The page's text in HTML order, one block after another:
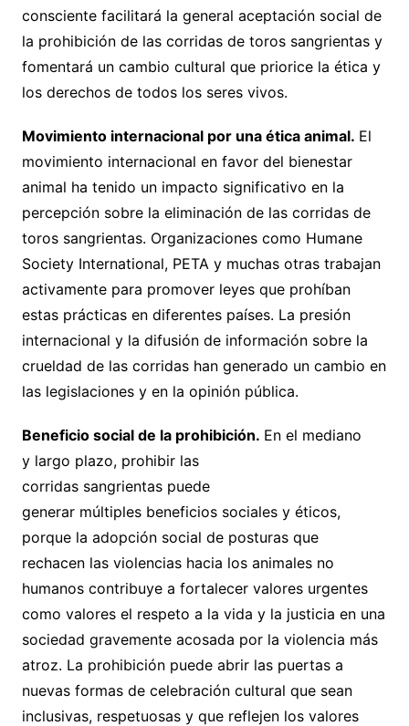
consciente facilitará la general aceptación social de
la prohibición de las corridas de toros sangrientas y
fomentará un cambio cultural que priorice la ética y
los derechos de todos los seres vivos.
Movimiento internacionalpor una éticaanimal. El
movimiento internacional en favor del bienestar
animal ha tenido un impacto significativo en la
percepción sobre la eliminación de las corridas de
toros sangrientas. Organizaciones como Humane
Society International, PETA y muchas otras trabajan
activamente para promover leyes que prohíban
estas prácticas en diferentes países. La presión
internacional y la difusión de información sobre la
crueldad de las corridas han generado un cambio en
las legislaciones y en la opinión pública.
Beneficio social de la prohibición. En el mediano
y largo plazo, prohibir las
corridas sangrientas puede
generar múltiples beneficios sociales y éticos,
porque la adopción social de posturas que
rechacen las violencias hacia los animales no
humanos contribuye a fortalecer valores urgentes
como valores el respeto a la vida y la justicia en una
sociedad gravemente acosada por la violencia más
atroz. La prohibición puede abrir las puertas a
nuevas formas de celebración cultural que sean
inclusivas, respetuosas y que reflejen los valores